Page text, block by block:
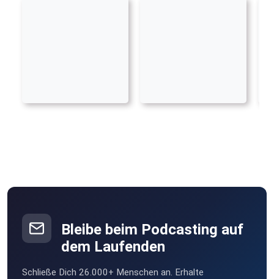
Bleibe beim Podcasting auf
dem Laufenden
Schließe Dich 26.000+ Menschen an. Erhalte